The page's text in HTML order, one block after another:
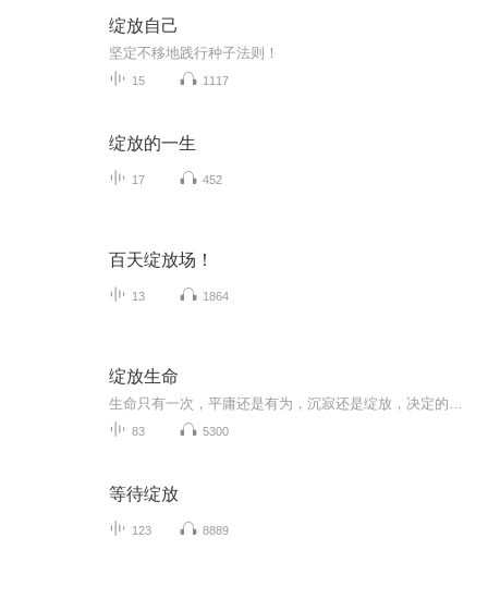
绽放自己
坚定不移地践行种子法则！
15 1117
绽放的一生
17 452
百天绽放场！
13 1864
绽放生命
83 5300
等待绽放
123 8889